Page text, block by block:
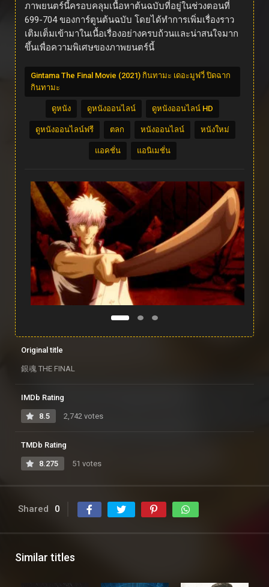
ภาพยนตร์นี้ครอบคลุมเนื้อหาต้นฉบับที่อยู่ในช่วงตอนที่
699-704 ของการ์ตูนต้นฉบับ โดยได้ทำการเพิ่มเรื่องราว
เติมเต็มเข้ามาในเนื้อเรื่องอย่างครบถ้วนและน่าสนใจมาก
ขึ้นเพื่อความพิเศษของภาพยนตร์นี้
Gintama The Final Movie (2021) กินทามะ เดอะมูฟวี่ ปิดฉาก
กินทามะ
ดูหนัง ดูหนังออนไลน์ ดูหนังออนไลน์ HD
ดูหนังออนไลน์ฟรี ตลก หนังออนไลน์ หนังใหม่
แอคชั่น แอนิเมชั่น
Original title
銀魂 THE FINAL
IMDb Rating
8.5 2,742 votes
TMDb Rating
8.275 51 votes
Shared 0
Similar titles